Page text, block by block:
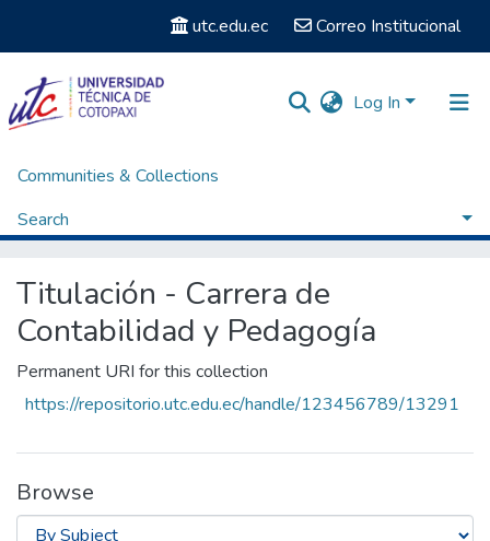
utc.edu.ec Correo Institucional
Log In
Communities & Collections
Search
Home
Titulación - Carrera de Contabilidad y Pedagogía
Browse by Subject
Titulación - Carrera de
Contabilidad y Pedagogía
Permanent URI for this collection
https://repositorio.utc.edu.ec/handle/123456789/13291
Browse